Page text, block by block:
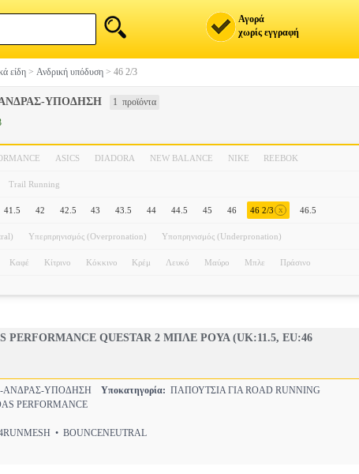
Αγορά
χωρίς εγγραφή
είδη > Ανδρική υπόδυση > 46 2/3
ΑΝΔΡΑΣ-ΥΠΟΔΗΣΗ 1 προϊόντα
ASICS DIADORA NEW BALANCE NIKE REEBOK
Trail Running
41.5 42 42.5 43 43.5 44 44.5 45 46 46 2/3 x 46.5
Υπερπρηνισμός (Overpronation) Υποπρηνισμός (Underpronation)
Καφέ Κίτρινο Κόκκινο Κρέμ Λευκό Μαύρο Μπλε Πράσινο
QUESTAR 2 ΜΠΛΕ ΡΟΥΑ (UK:11.5, EU:46
ΑΝΔΡΑΣ-ΥΠΟΔΗΣΗ Υποκατηγορία: ΠΑΠΟΥΤΣΙΑ ΓΙΑ ROAD RUNNING
PERFORMANCE
• BOUNCENEUTRAL